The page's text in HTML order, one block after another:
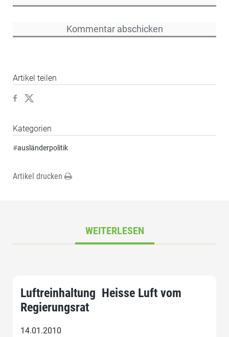
Artikel teilen
Kategorien
#ausländerpolitik
Artikel drucken
WEITERLESEN
Luftreinhaltung  Heisse Luft vom
Regierungsrat
14.01.2010